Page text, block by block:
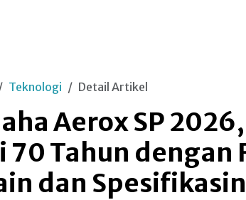
Teknologi Detail Artikel
Aerox SP
70 Tahun dengan
dan